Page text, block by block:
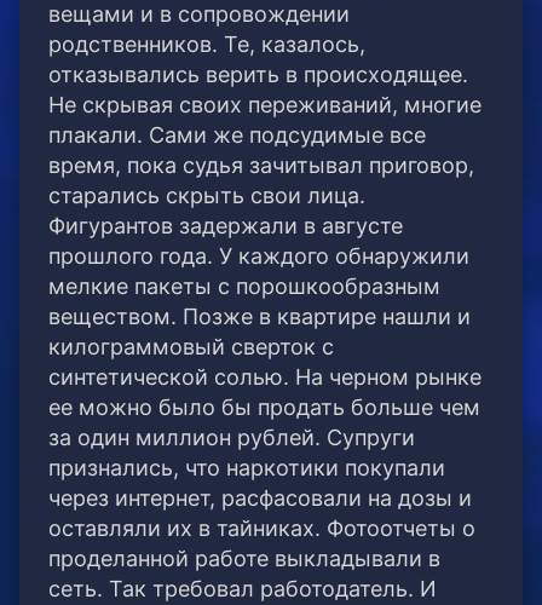
вещами и в сопровождении
родственников. Те, казалось,
отказывались верить в происходящее.
Не скрывая своих переживаний, многие
плакали. Сами же подсудимые все
время, пока судья зачитывал приговор,
старались скрыть свои лица.
Фигурантов задержали в августе
прошлого года. У каждого обнаружили
мелкие пакеты с порошкообразным
веществом. Позже в квартире нашли и
килограммовый сверток с
синтетической солью. На черном рынке
ее можно было бы продать больше чем
за один миллион рублей. Супруги
признались, что наркотики покупали
через интернет, расфасовали на дозы и
оставляли их в тайниках. Фотоотчеты о
проделанной работе выкладывали в
сеть. Так требовал работодатель. И